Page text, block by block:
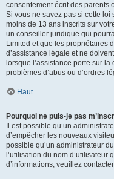
consentement écrit des parents
Si vous ne savez pas si cette loi
moins de 13 ans inscrits sur
un conseiller juridique qui
Limited et que les propriétaires
d’assistance légale et ne
lorsque l’assistance porte sur
problèmes d’abus ou d’ordres
Haut
Pourquoi ne puis-je pas
Il est possible qu’un
d’empêcher les nouveaux
possible qu’un administrateur
l’utilisation du nom
d’informations, veuillez